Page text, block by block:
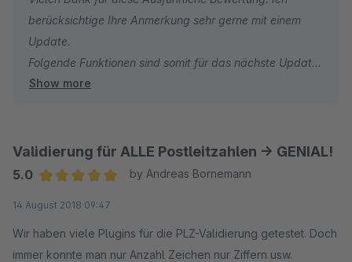
einmal bei der Neuregistrierung, nicht jedoch wenn der Kunde
Adressen ändert oder eine weitere Lieferadresse hinzufügt
oder im Checkout Adressen verändert.
Ein wirklich nützliches Plugin.
natürlich volle Punktzahl. + einen Bonusstern für die schnelle
Umsetzung von Kundenwünschen :-)
berücksichtige Ihre Anmerkung sehr gerne mit einem
Update.
Folgende Funktionen sind somit für das nächste Update
geplant:
- Änderung bei Adressen im Checkout
Show more
Validierung für ALLE Postleitzahlen -> GENIAL!
5.0
by Andreas Bornemann
14 August 2018 09:47
Wir haben viele Plugins für die PLZ-Validierung getestet. Doch
immer konnte man nur Anzahl Zeichen nur Ziffern usw.